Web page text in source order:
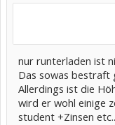
nur runterladen ist
Das sowas bestraft
Allerdings ist die
wird er wohl einige
student +Zinsen